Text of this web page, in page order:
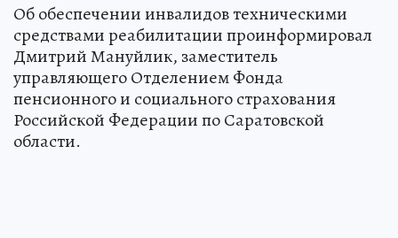
Об обеспечении инвалидов техническими
средствами реабилитации проинформировал
Дмитрий Мануйлик, заместитель
управляющего Отделением Фонда
пенсионного и социального страхования
Российской Федерации по Саратовской
области.